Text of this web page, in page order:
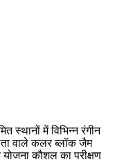
स्थानों में विभिन्न रंगीन
वाले कलर ब्लॉक जैम
कौशल का परीक्षण